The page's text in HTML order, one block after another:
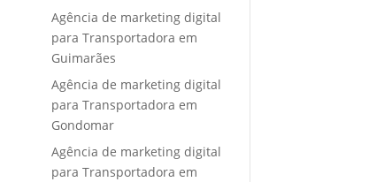
Agência de marketing digital
para Transportadora em
Guimarães
Agência de marketing digital
para Transportadora em
Gondomar
Agência de marketing digital
para Transportadora em